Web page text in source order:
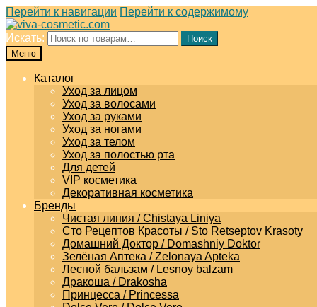
Перейти к навигации Перейти к содержимому
Искать:
Поиск
Меню
Каталог
Уход за лицом
Уход за волосами
Уход за руками
Уход за ногами
Уход за телом
Уход за полостью рта
Для детей
VIP косметика
Декоративная косметика
Бренды
Чистая линия / Chistaya Liniya
Сто Рецептов Красоты / Sto Retseptov Krasoty
Домашний Доктор / Domashniy Doktor
Зелёная Аптека / Zelonaya Apteka
Лесной бальзам / Lesnoy balzam
Дракоша / Drakosha
Принцесса / Princessa